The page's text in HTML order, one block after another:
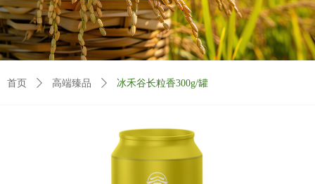
首页 ꄲ 高端臻品 ꄲ 冰禾谷长粒香300g/罐